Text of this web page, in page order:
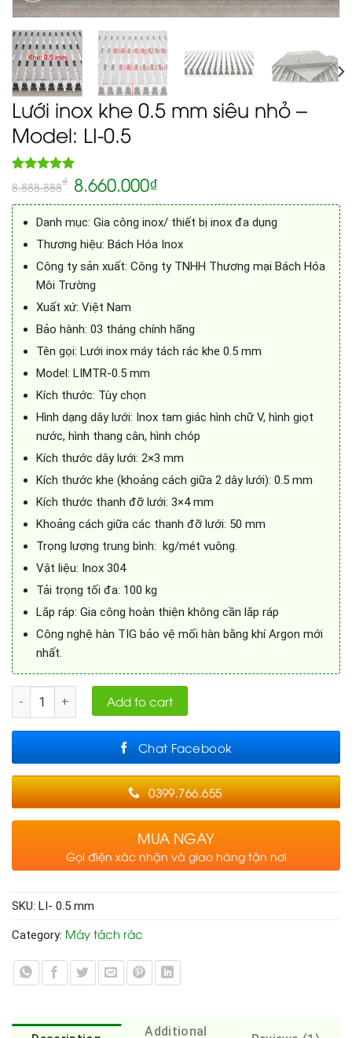
Lưới inox khe 0.5 mm siêu nhỏ –
Model: LI-0.5
Rated5.00
out of 5
based on
1
customer
rating
8.888.888₫ 8.660.000₫
Danh mục: Gia công inox/ thiết bị inox đa dụng
Thương hiệu: Bách Hóa Inox
Công ty sản xuất: Công ty TNHH Thương mại Bách Hóa
Môi Trường
Xuất xứ: Việt Nam
Bảo hành: 03 tháng chính hãng
Tên gọi: Lưới inox máy tách rác khe 0.5 mm
Model: LIMTR-0.5 mm
Kích thước: Tùy chọn
Hình dạng dây lưới: Inox tam giác hình chữ V, hình giọt
nước, hình thang cân, hình chóp
Kích thước dây lưới: 2×3 mm
Kích thước khe (khoảng cách giữa 2 dây lưới): 0.5 mm
Kích thước thanh đỡ lưới: 3×4 mm
Khoảng cách giữa các thanh đỡ lưới: 50 mm
Trọng lượng trung bình: kg/mét vuông.
Vật liệu: Inox 304
Tải trọng tối đa: 100 kg
Lắp ráp: Gia công hoàn thiện không cần lắp ráp
Công nghệ hàn TIG bảo vệ mối hàn bằng khí Argon mới
nhất.
Quantity Add to cart
Chat Facebook
0399.766.655
MUA NGAY
Gọi điện xác nhận và giao hàng tận nơi
SKU: LI- 0.5 mm
Category: Máy tách rác
Additional